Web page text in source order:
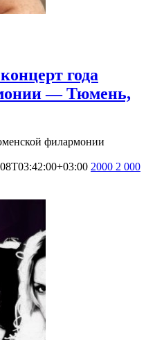
года
— Тюмень,
филармонии
2000 2 000